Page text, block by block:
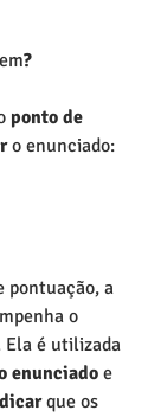
?
ponto de
o enunciado:
de pontuação, a
o
Ela é utilizada
enunciado e
que os